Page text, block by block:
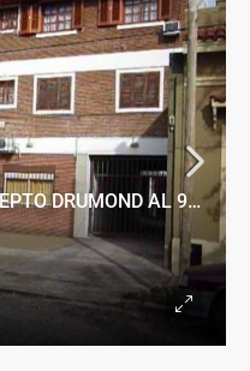
EXCELENTE UBICACION!!! DEPTO DRUMOND AL 900